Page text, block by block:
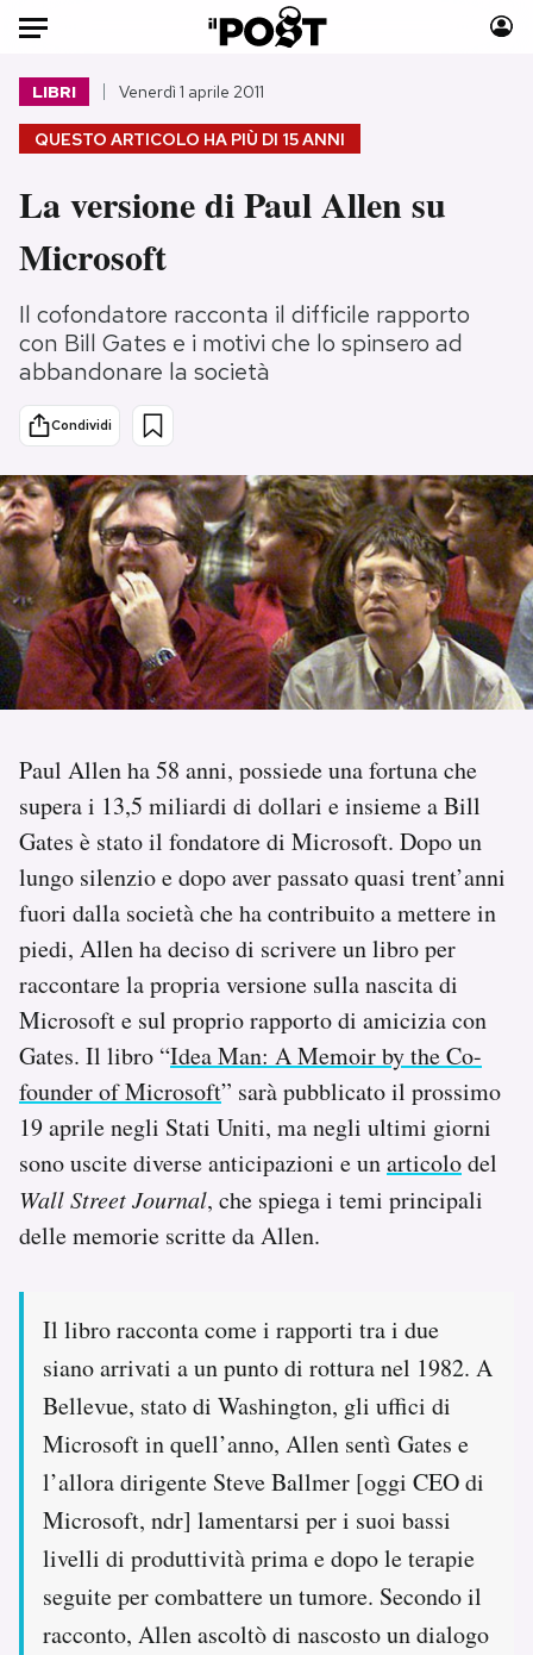
HOME
Italia
Politica
Tecnologia
Internet
Scienza
Cultura
Economia
Sport
Moda
Storie/Idee
Ok Boomer!
Mondiali calcio 2026
PODCAST
NEWSLETTER
SHOP
CALENDARIO
AREA PERSONALE
Area Personale
Newsletter
Notifiche mobile
Regala il Post
Hai bisogno di aiuto?
Esci
QUESTO ARTICOLO HA PIÙ DI 15 ANNI
LIBRI Venerdì 1 aprile 2011
La versione di Paul Allen su
Microsoft
Il cofondatore racconta il difficile rapporto
con Bill Gates e i motivi che lo spinsero ad
abbandonare la società
Condividi
Paul Allen ha 58 anni, possiede una fortuna che
supera i 13,5 miliardi di dollari e insieme a Bill
Gates è stato il fondatore di Microsoft. Dopo un
lungo silenzio e dopo aver passato quasi trent’anni
fuori dalla società che ha contribuito a mettere in
piedi, Allen ha deciso di scrivere un libro per
raccontare la propria versione sulla nascita di
Microsoft e sul proprio rapporto di amicizia con
Gates. Il libro “Idea Man: A Memoir by the Co-
founder of Microsoft” sarà pubblicato il prossimo
19 aprile negli Stati Uniti, ma negli ultimi giorni
sono uscite diverse anticipazioni e unarticolodel
Wall Street Journal, che spiega i temi principali
delle memorie scritte da Allen.
Il libro racconta come i rapporti tra i due
siano arrivati a un punto di rottura nel 1982. A
Bellevue, stato di Washington, gli uffici di
Microsoft in quell’anno, Allen sentì Gates e
l’allora dirigente Steve Ballmer [oggi CEO di
Microsoft, ndr] lamentarsi per i suoi bassi
livelli di produttività prima e dopo le terapie
seguite per combattere un tumore. Secondo il
racconto, Allen ascoltò di nascosto un dialogo